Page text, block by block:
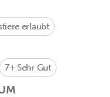
erlaubt
7+ Sehr Gut